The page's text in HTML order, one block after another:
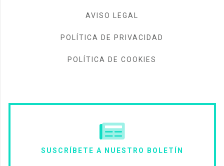
AVISO LEGAL
POLÍTICA DE PRIVACIDAD
POLÍTICA DE COOKIES
SUSCRÍBETE A NUESTRO BOLETÍN